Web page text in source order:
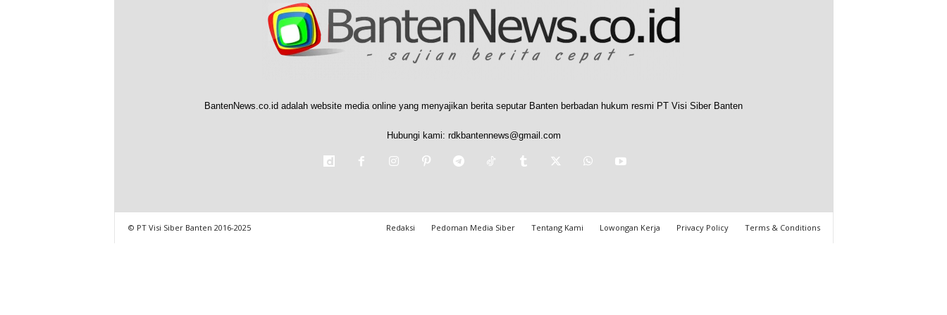
BantenNews.co.id adalah website media online yang menyajikan berita seputar Banten berbadan hukum resmi PT Visi Siber Banten
Hubungi kami: rdkbantennews@gmail.com
Redaksi Pedoman Media Siber Tentang Kami Lowongan Kerja Privacy Policy Terms & Conditions
© PT Visi Siber Banten 2016-2025